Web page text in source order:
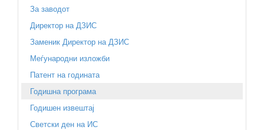
За заводот
Директор на ДЗИС
Заменик Директор на ДЗИС
Меѓународни изложби
Патент на годината
Годишна програма
Годишен извештај
Светски ден на ИС